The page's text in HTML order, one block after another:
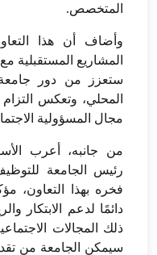
المتخصص.
وأضاف أن هذا
المشاريع المستقبلية
ستعزز من دور جامعة
المحلي، وتعكس
مجال المسؤولية
من جانبه، أعرب
رئيس الجامعة
فخره بهذا التعاون،
دائمًا لدعم الابتكار
ذلك المجالات
سيمكن الجامعة من